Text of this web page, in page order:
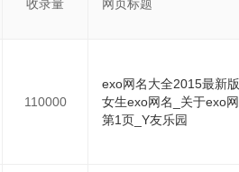
收录量 网页标题
110000
exo网名大全2015最新
女生exo网名_关于exo
第1页_Y友乐园